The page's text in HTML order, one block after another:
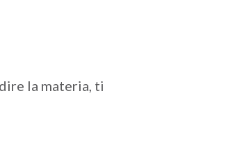
la materia, ti